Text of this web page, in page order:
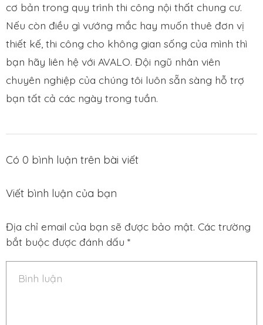
cơ bản trong quy trình thi công nội thất chung cư.
Nếu còn điều gì vướng mắc hay muốn thuê đơn vị
thiết kế, thi công cho không gian sống của mình thì
bạn hãy liên hệ với AVALO. Đội ngũ nhân viên
chuyên nghiệp của chúng tôi luôn sẵn sàng hỗ trợ
bạn tất cả các ngày trong tuần.
Có 0 bình luận trên bài viết
Viết bình luận của bạn
Địa chỉ email của bạn sẽ được bảo mật. Các trường
bắt buộc được đánh dấu *